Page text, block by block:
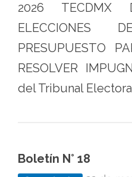
2026 TECDMX
ELECCIONES
PRESUPUESTO
RESOLVER
del Tribunal
Boletín N° 18